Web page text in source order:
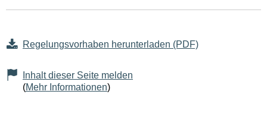
Regelungsvorhaben herunterladen (PDF)
Inhalt dieser Seite melden
(Mehr Informationen)